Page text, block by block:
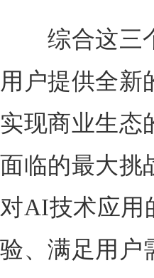
综合这三个
用户提供全新
实现商业生态
面临的最大挑
对AI技术应用
验、满足用户